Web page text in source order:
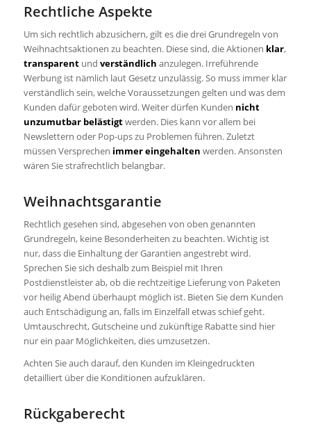
Rechtliche Aspekte
Um sich rechtlich abzusichern, gilt es die drei Grundregeln von
Weihnachtsaktionen zu beachten. Diese sind, die Aktionen klar,
transparent und verständlich anzulegen. Irreführende
Werbung ist nämlich laut Gesetz unzulässig. So muss immer klar
verständlich sein, welche Voraussetzungen gelten und was dem
Kunden dafür geboten wird. Weiter dürfen Kunden nicht
unzumutbar belästigtwerden. Dies kann vor allem bei
Newslettern oder Pop-ups zu Problemen führen. Zuletzt
müssen Versprechen immer eingehalten werden. Ansonsten
wären Sie strafrechtlich belangbar.
Weihnachtsgarantie
Rechtlich gesehen sind, abgesehen von oben genannten
Grundregeln, keine Besonderheiten zu beachten. Wichtig ist
nur, dass die Einhaltung der Garantien angestrebt wird.
Sprechen Sie sich deshalb zum Beispiel mit Ihren
Postdienstleister ab, ob die rechtzeitige Lieferung von Paketen
vor heilig Abend überhaupt möglich ist. Bieten Sie dem Kunden
auch Entschädigung an, falls im Einzelfall etwas schief geht.
Umtauschrecht, Gutscheine und zukünftige Rabatte sind hier
nur ein paar Möglichkeiten, dies umzusetzen.
Achten Sie auch darauf, den Kunden im Kleingedruckten
detailliert über die Konditionen aufzuklären.
Rückgaberecht